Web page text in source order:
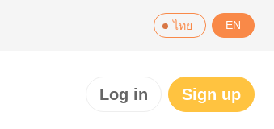
ไทย EN
Log in Sign up